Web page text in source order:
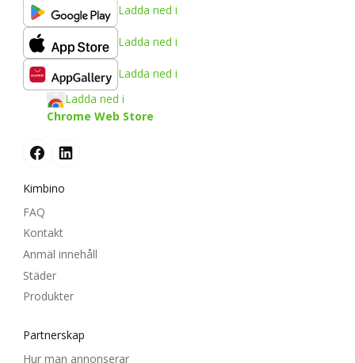
Ladda ned i
Ladda ned i
Ladda ned i
Ladda ned i
Chrome Web Store
Kimbino
FAQ
Kontakt
Anmäl innehåll
Städer
Produkter
Partnerskap
Hur man annonserar